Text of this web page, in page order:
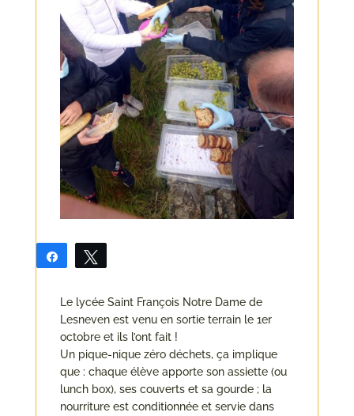
Partagez
Le lycée Saint François Notre Dame de
Lesneven est venu en sortie terrain le 1er
octobre et ils l’ont fait !
Un pique-nique zéro déchets, ça implique
que : chaque élève apporte son assiette (ou
lunch box), ses couverts et sa gourde ; la
nourriture est conditionnée et servie dans